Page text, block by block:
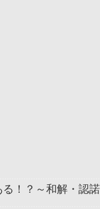
！？～和解・認諾